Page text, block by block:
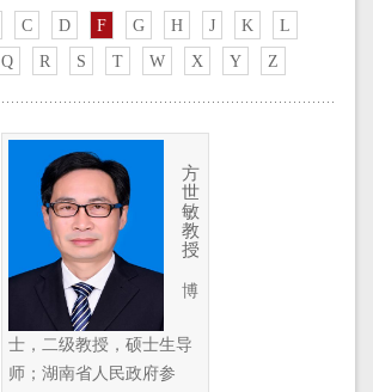
C D F G H J K
L
Q R S T W X Y Z
方
世
敏
教
授
博
士，二级教授，硕士生导
师；湖南省人民政府参